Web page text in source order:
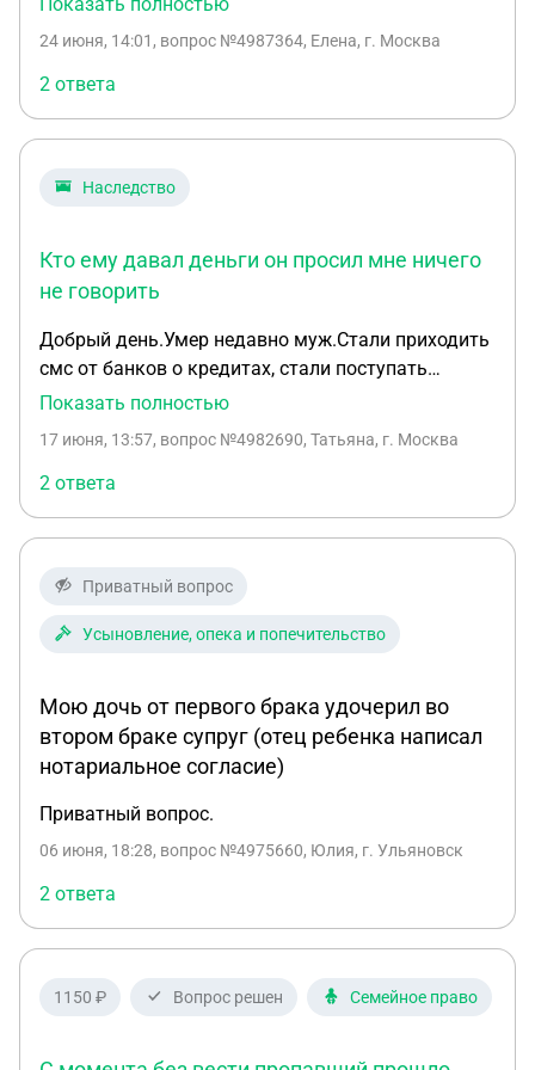
Муж имеет в собственности квартиру, дом и
машину. Я имею в собственности квартиру, дачу
(квартиру и дачу получила по наследству от
мамы) и машину. Если мой муж умрет первым,
подлежащим включению в наследственную
его дочь от первого брака (35 лет, не имеет
инвалидности)?
24 июня, 14:01 , вопрос №4987364, Елена, г. Москва
2 ответа
Наследство
Кто ему давал деньги он просил мне ничего
не говорить
Добрый день.Умер недавно муж.Стали приходить
смс от банков о кредитах, стали поступать
звонки:от знакомых об одолженных суммах. По
заложена машина. В наследство я и его дочь от
первого брака вступать не будем. Вчера был
звонок от его двоюродного брата о долге в 600
тыс. Они собираются подавать на меня в суд. Кто
говорить. Я понятия об этом не имела.
Показать полностью
17 июня, 13:57, вопрос №4982690, Татьяна, г. Москва
2 ответа
Приватный вопрос
Усыновление, опека и попечительство
Мою дочь от первого брака удочерил во
втором браке супруг (отец ребенка написал
нотариальное согласие)
Приватный вопрос.
06 июня, 18:28, вопрос №4975660, Юлия, г. Ульяновск
2 ответа
1150 ₽ Вопрос решен Семейное право